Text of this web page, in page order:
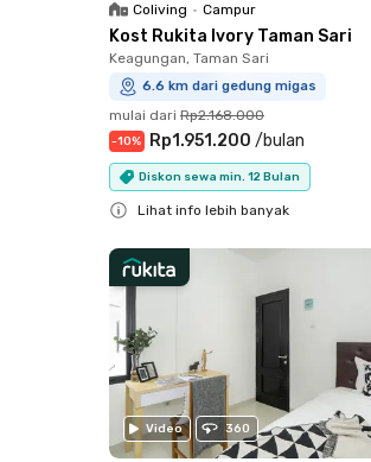
Coliving • Campur
Kost Rukita Ivory Taman Sari
Keagungan, Taman Sari
6.6 km dari gedung migas
mulai dari Rp2.168.000
-10% Rp1.951.200 /bulan
Diskon sewa min. 12 Bulan
Lihat info lebih banyak
Video 360